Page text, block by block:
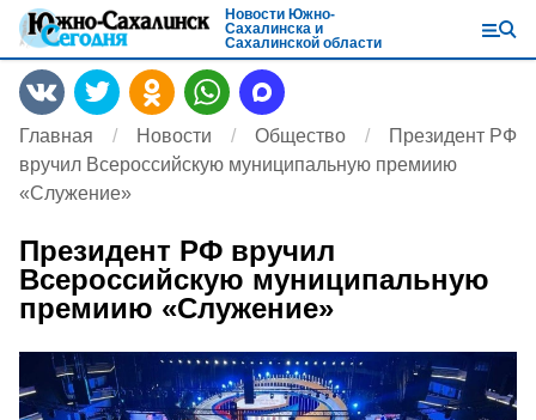
Новости Южно-
Сахалинска и
Сахалинской области
Главная Новости Общество
Президент РФ
вручил Всероссийскую муниципальную премиию
«Служение»
Президент РФ вручил
Всероссийскую муниципальную
премиию «Служение»